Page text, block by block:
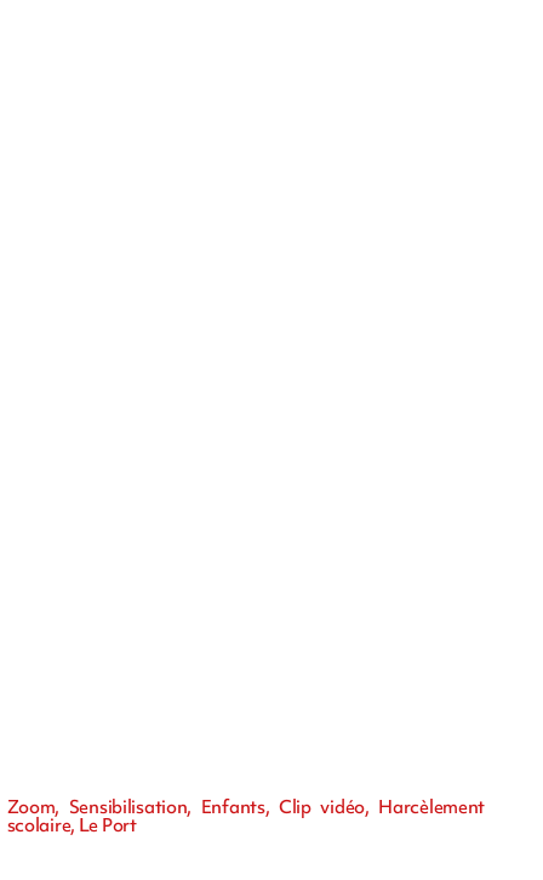
Zoom, Sensibilisation, Enfants, Clip vidéo, Harcèlement
scolaire, Le Port